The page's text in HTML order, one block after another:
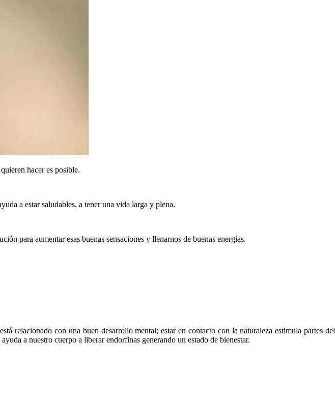
hacer es posible.
a estar saludables, a tener una vida larga y plena.
para aumentar esas buenas sensaciones y llenarnos de buenas energías.
relacionado con una buen desarrollo mental; estar en contacto con la naturaleza estimula partes del
a nuestro cuerpo a liberar endorfinas generando un estado de bienestar.